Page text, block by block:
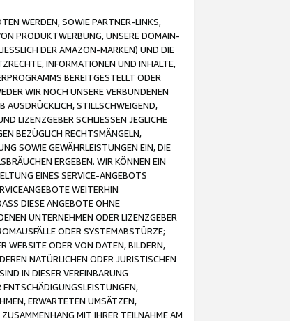
WERDEN, SOWIE PARTNER-LINKS,
PRODUKTWERBUNG, UNSERE DOMAIN-
DER AMAZON-MARKEN) UND DIE
INFORMATIONEN UND INHALTE,
BEREITGESTELLT ODER
WIR NOCH UNSERE VERBUNDENEN
AUSDRÜCKLICH, STILLSCHWEIGEND,
LIZENZGEBER SCHLIESSEN JEGLICHE
BEZÜGLICH RECHTSMÄNGELN,
SOWIE GEWÄHRLEISTUNGEN EIN, DIE
ERGEBEN. WIR KÖNNEN EIN
EINES SERVICE-ANGEBOTS
WEITERHIN
DIESE ANGEBOTE OHNE
UNTERNEHMEN ODER LIZENZGEBER
ODER SYSTEMABSTÜRZE;
WEBSITE ODER VON DATEN, BILDERN,
NATÜRLICHEN ODER JURISTISCHEN
IN DIESER VEREINBARUNG
ENTSCHÄDIGUNGSLEISTUNGEN,
ERWARTETEN UMSÄTZEN,
MIT IHRER TEILNAHME AM